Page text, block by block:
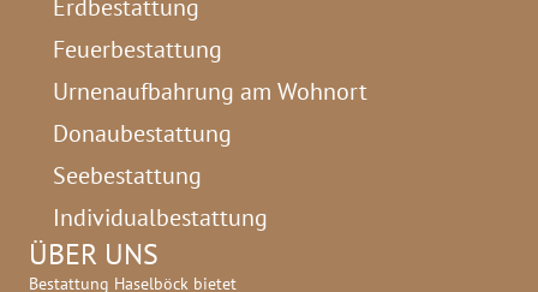
Erdbestattung
Feuerbestattung
Urnenaufbahrung am Wohnort
Donaubestattung
Seebestattung
Individualbestattung
ÜBER UNS
Bestattung Haselböck bietet